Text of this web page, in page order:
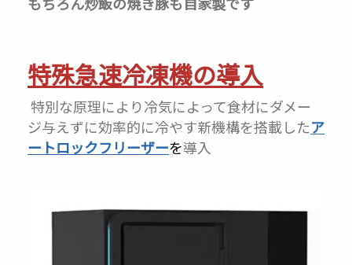
特殊急速冷凍機の導入
特別な原理により冷気によって食材にダメー
ジ与えずに効率的に冷やす新機構を搭載したア
ートロックフリーザーを導入